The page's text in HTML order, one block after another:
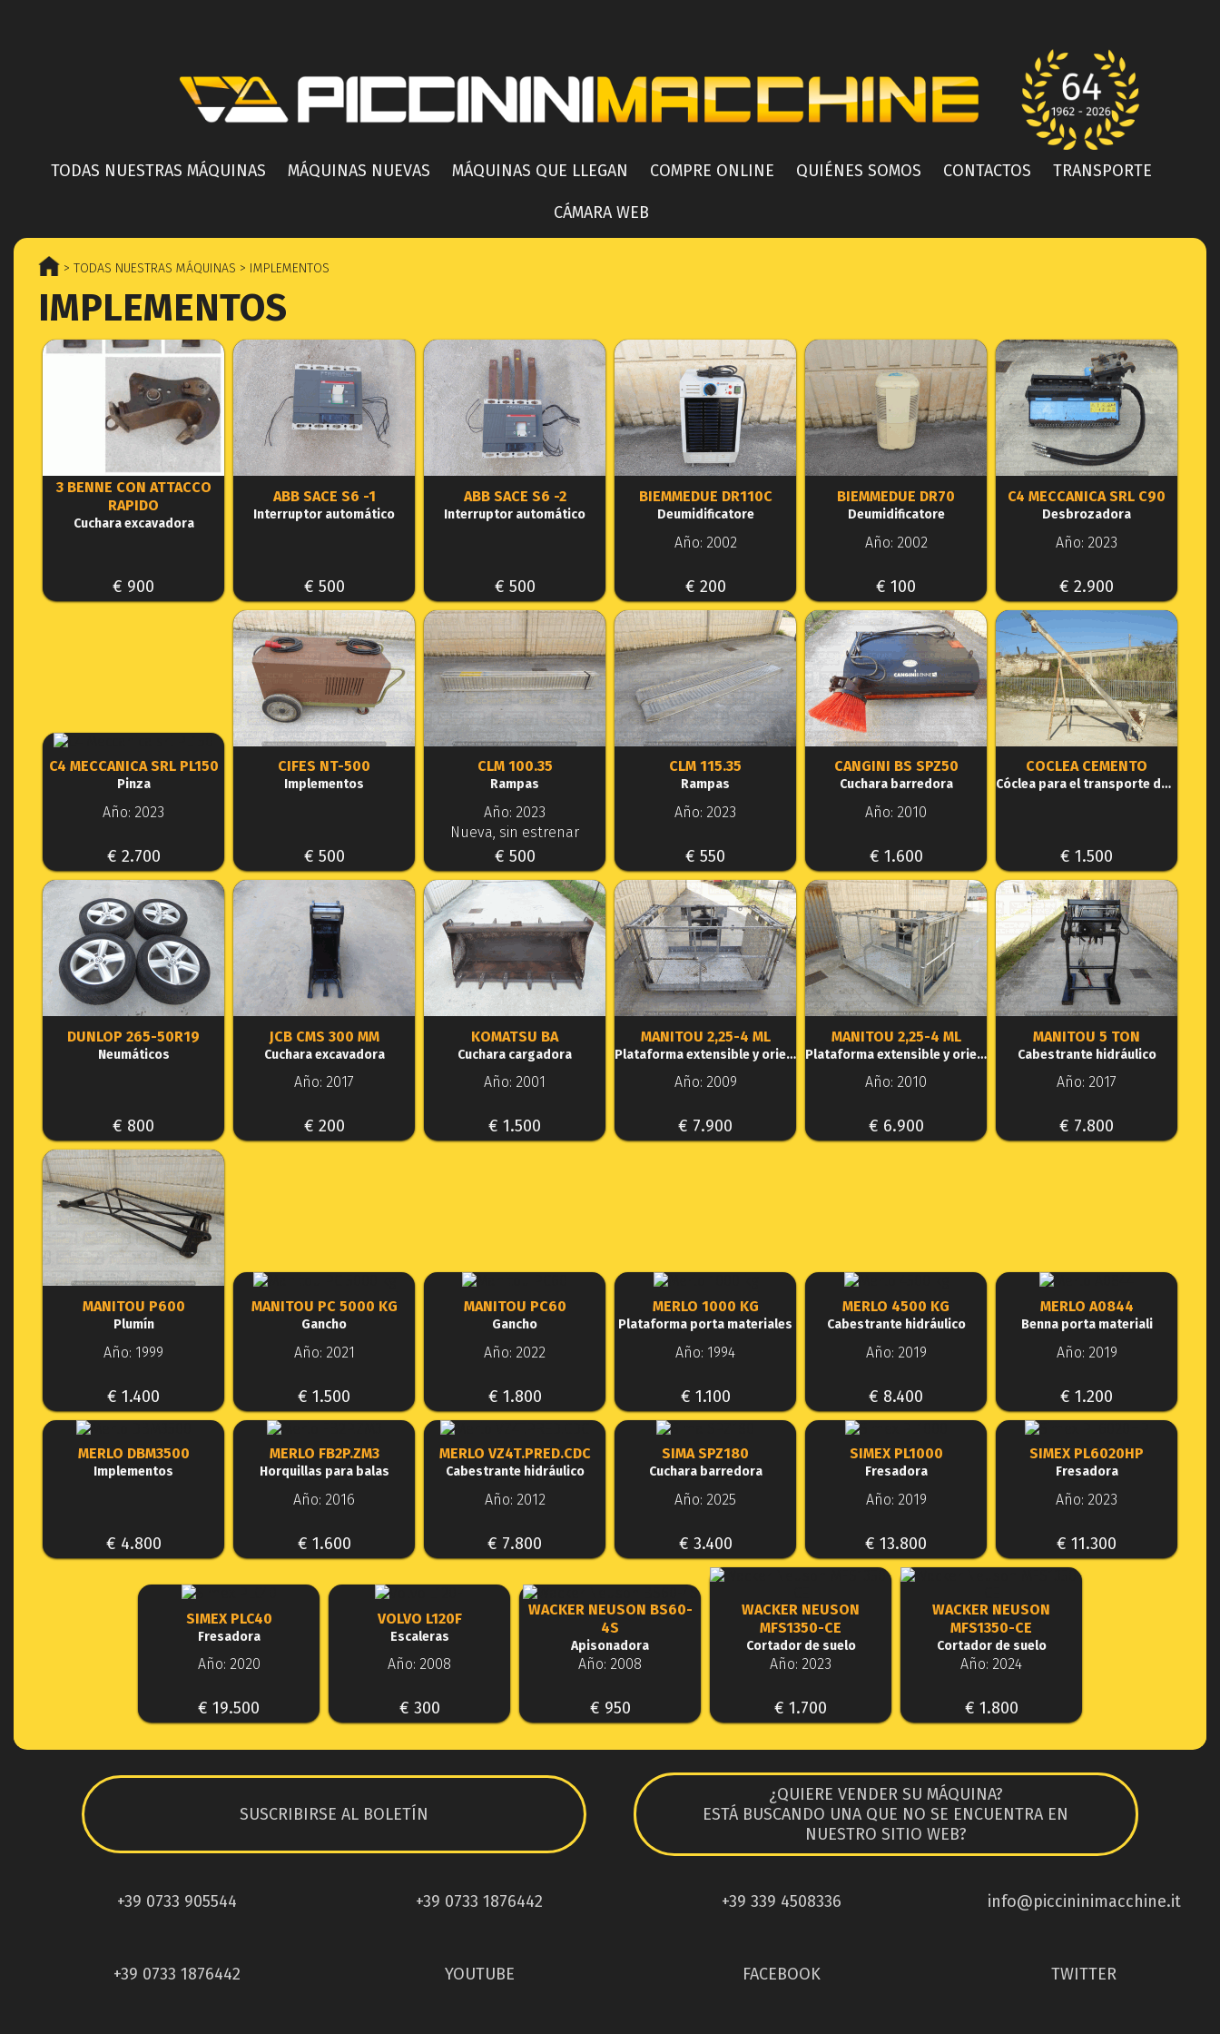
TODAS NUESTRAS MÁQUINAS MÁQUINAS NUEVAS MÁQUINAS QUE LLEGAN COMPRE ONLINE QUIÉNES SOMOS CONTACTOS TRANSPORTE
CÁMARA WEB
> TODAS NUESTRAS MÁQUINAS > IMPLEMENTOS
IMPLEMENTOS
3 BENNE CON ATTACCO
RAPIDO
Cuchara excavadora
€ 900
ABB SACE S6 -1
Interruptor automático
€ 500
ABB SACE S6 -2
Interruptor automático
€ 500
BIEMMEDUE DR110C
Deumidificatore
Año: 2002
€ 200
BIEMMEDUE DR70
Deumidificatore
Año: 2002
€ 100
C4 MECCANICA SRL C90
Desbrozadora
Año: 2023
€ 2.900
C4 MECCANICA SRL PL150
Pinza
Año: 2023
€ 2.700
CIFES NT-500
Implementos
€ 500
CLM 100.35
Rampas
Año: 2023
Nueva, sin estrenar
€ 500
CLM 115.35
Rampas
Año: 2023
€ 550
CANGINI BS SPZ50
Cuchara barredora
Año: 2010
€ 1.600
COCLEA CEMENTO
Cóclea para el transporte de hormigón
€ 1.500
DUNLOP 265-50R19
Neumáticos
€ 800
JCB CMS 300 MM
Cuchara excavadora
Año: 2017
€ 200
KOMATSU BA
Cuchara cargadora
Año: 2001
€ 1.500
MANITOU 2,25-4 ML
Plataforma extensible y orientable
Año: 2009
€ 7.900
MANITOU 2,25-4 ML
Plataforma extensible y orientable
Año: 2010
€ 6.900
MANITOU 5 TON
Cabestrante hidráulico
Año: 2017
€ 7.800
MANITOU P600
Plumín
Año: 1999
€ 1.400
MANITOU PC 5000 KG
Gancho
Año: 2021
€ 1.500
MANITOU PC60
Gancho
Año: 2022
€ 1.800
MERLO 1000 KG
Plataforma porta materiales
Año: 1994
€ 1.100
MERLO 4500 KG
Cabestrante hidráulico
Año: 2019
€ 8.400
MERLO A0844
Benna porta materiali
Año: 2019
€ 1.200
MERLO DBM3500
Implementos
€ 4.800
MERLO FB2P.ZM3
Horquillas para balas
Año: 2016
€ 1.600
MERLO VZ4T.PRED.CDC
Cabestrante hidráulico
Año: 2012
€ 7.800
SIMA SPZ180
Cuchara barredora
Año: 2025
€ 3.400
SIMEX PL1000
Fresadora
Año: 2019
€ 13.800
SIMEX PL6020HP
Fresadora
Año: 2023
€ 11.300
SIMEX PLC40
Fresadora
Año: 2020
€ 19.500
VOLVO L120F
Escaleras
Año: 2008
€ 300
WACKER NEUSON BS60-
4S
Apisonadora
Año: 2008
€ 950
WACKER NEUSON
MFS1350-CE
Cortador de suelo
Año: 2023
€ 1.700
WACKER NEUSON
MFS1350-CE
Cortador de suelo
Año: 2024
€ 1.800
SUSCRIBIRSE AL BOLETÍN
¿QUIERE VENDER SU MÁQUINA?
ESTÁ BUSCANDO UNA QUE NO SE ENCUENTRA EN
NUESTRO SITIO WEB?
+39 0733 905544 +39 0733 1876442 +39 339 4508336 info@piccininimacchine.it
+39 0733 1876442 YOUTUBE FACEBOOK TWITTER